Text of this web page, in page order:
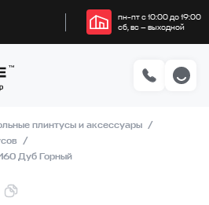
пн–пт с 10:00 до 19:00
сб, вс — выходной
плинтусы и аксессуары
Дуб Горный